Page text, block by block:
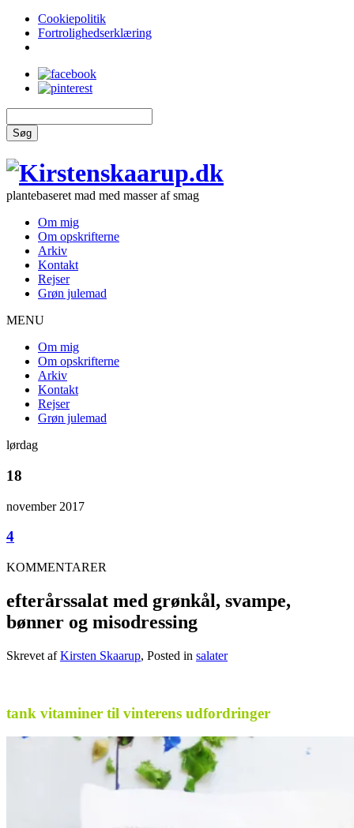
Cookiepolitik
Fortrolighedserklæring
Søg
plantebaseret mad med masser af smag
Om mig
Om opskrifterne
Arkiv
Kontakt
Rejser
Grøn julemad
MENU
Om mig
Om opskrifterne
Arkiv
Kontakt
Rejser
Grøn julemad
lørdag
18
november 2017
4
KOMMENTARER
efterårssalat med grønkål, svampe,
bønner og misodressing
Skrevet afKirsten Skaarup, Posted in salater
tank vitaminer til vinterens udfordringer